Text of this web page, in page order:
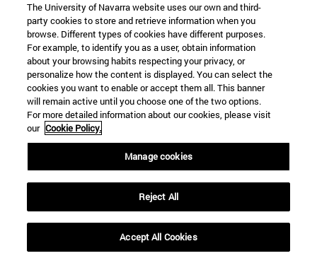
22 SEP
FUNCIÓN Y FICCIÓN. Varios artistas
Más información
The University of Navarra website uses our own and third-
party cookies to store and retrieve information when you
browse. Different types of cookies have different purposes.
For example, to identify you as a user, obtain information
about your browsing habits respecting your privacy, or
personalize how the content is displayed. You can select the
cookies you want to enable or accept them all. This banner
will remain active until you choose one of the two options.
For more detailed information about our cookies, please visit
our Cookie Policy.
Manage cookies
Reject All
Accept All Cookies